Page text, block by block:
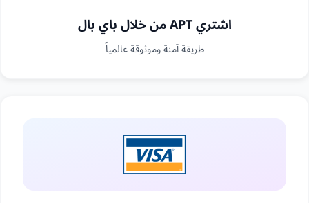
اشتري APT من خلال باي بال
طريقة آمنة وموثوقة عالمياً